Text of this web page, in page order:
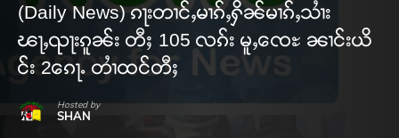
(Daily News) ၵႃးတၢင်ႇမၢၵ်ႇႁိၼ်မၢၵ်ႇသၢႆး
ၽႃႇၺႃးၵူၼ်း တီႈ 105 လၵ်း မူႇၸေႊ ၼၢင်းယိ
င်း 2ၵေႃႉ တၢႆထင်တီႈ
Hosted by
SHAN